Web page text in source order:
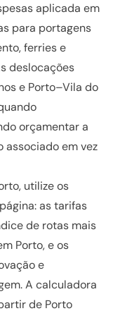
aplicada em
para portagens
ferries e
deslocações
e Porto–Vila do
orçamentar a
associado em vez
utilize os
as tarifas
de rotas mais
Porto, e os
e
A calculadora
de Porto